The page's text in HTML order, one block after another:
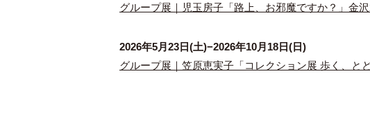
グループ展｜児玉房子「路上、お邪魔ですか？」金
2026年5月23日(土)−2026年10月18日(日)
グループ展｜笠原恵実子「コレクション展 歩く、と